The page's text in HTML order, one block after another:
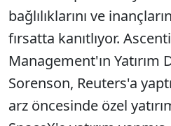
bağlılıklarını ve
fırsatta kanıtlıyor.
Management'ın
Sorenson, Reuters'a
arz öncesinde özel